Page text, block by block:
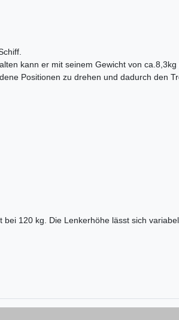
kann er mit seinem Gewicht von
Positionen zu drehen und dadurch den
120 kg. Die Lenkerhöhe lässt sich